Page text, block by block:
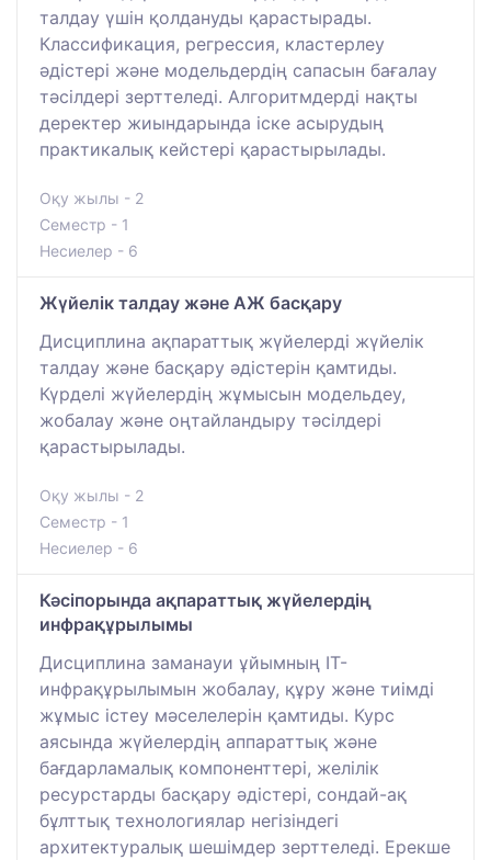
талдау үшін қолдануды қарастырады.
Классификация, регрессия, кластерлеу
әдістері және модельдердің сапасын бағалау
тәсілдері зерттеледі. Алгоритмдерді нақты
деректер жиындарында іске асырудың
практикалық кейстері қарастырылады.
Оқу жылы - 2
Семестр - 1
Несиелер - 6
Жүйелік талдау және АЖ басқару
Дисциплина ақпараттық жүйелерді жүйелік
талдау және басқару әдістерін қамтиды.
Күрделі жүйелердің жұмысын модельдеу,
жобалау және оңтайландыру тәсілдері
қарастырылады.
Оқу жылы - 2
Семестр - 1
Несиелер - 6
Кәсіпорында ақпараттық жүйелердің
инфрақұрылымы
Дисциплина заманауи ұйымның IT-
инфрақұрылымын жобалау, құру және тиімді
жұмыс істеу мәселелерін қамтиды. Курс
аясында жүйелердің аппараттық және
бағдарламалық компоненттері, желілік
ресурстарды басқару әдістері, сондай-ақ
бұлттық технологиялар негізіндегі
архитектуралық шешімдер зерттеледі. Ерекше